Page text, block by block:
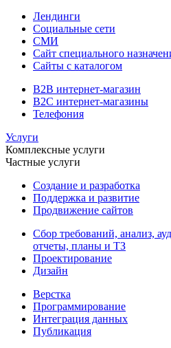
Лендинги
Социальные сети
СМИ
Сайт специального
Сайты с каталогом
B2B интернет-магазин
B2C интернет-магазины
Телефония
Услуги
Комплексные услуги
Частные услуги
Создание и разработка
Поддержка и развитие
Продвижение сайтов
Сбор требований, анализ,
отчеты, планы и ТЗ
Проектирование
Дизайн
Верстка
Программирование
Интеграция данных
Публикация